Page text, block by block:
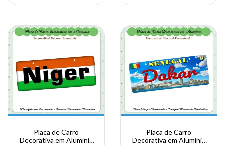
Placa de Carro
Decorativa em Alumínio
Placa de Carro
Decorativa em Alumínio